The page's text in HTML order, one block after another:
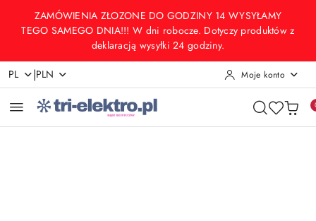
Przejdź do treści głównej
Przejdź do wyszukiwarki
Przejdź do moje konto
Przejdź do menu głównego
Przejdź do opisu produktu
Przejdź do stopki
ZAMÓWIENIA ZŁOZONE DO GODZINY 14 WYSYŁAMY
TEGO SAMEGO DNIA!!! W dni robocze. Dotyczy produktów z
deklaracją wysyłki 24 godziny.
PL |PLN Moje konto